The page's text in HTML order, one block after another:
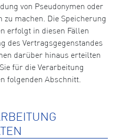
von Pseudonymen oder
machen. Die Speicherung
erfolgt in diesen Fällen
des Vertragsgegenstandes
darüber hinaus erteilten
für die Verarbeitung
folgenden Abschnitt.